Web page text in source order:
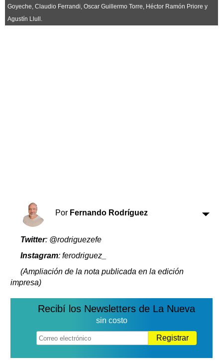
Datos Útiles
Goyeche, Claudio Ferrandi, Oscar Guillermo Torre, Héctor Ramón Priore y
Agustín Llull.
Por Fernando Rodríguez
Twitter: @rodriguezefe
Instagram: ferodriguez_
(Ampliación de la nota publicada en la edición
impresa)
Recibí los Newsletters de La Nueva
sin costo
Registrar